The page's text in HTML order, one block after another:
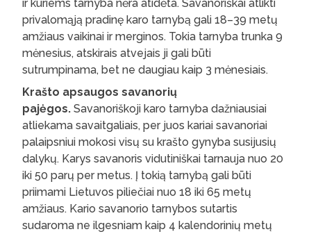
ir kuriems tarnyba nėra atidėta. Savanoriškai atlikti
privalomąją pradinę karo tarnybą gali 18–39 metų
amžiaus vaikinai ir merginos. Tokia tarnyba trunka 9
mėnesius, atskirais atvejais ji gali būti
sutrumpinama, bet ne daugiau kaip 3 mėnesiais.
Krašto apsaugos savanorių
pajėgos. Savanoriškoji karo tarnyba dažniausiai
atliekama savaitgaliais, per juos kariai savanoriai
palaipsniui mokosi visų su krašto gynyba susijusių
dalykų. Karys savanoris vidutiniškai tarnauja nuo 20
iki 50 parų per metus. Į tokią tarnybą gali būti
priimami Lietuvos piliečiai nuo 18 iki 65 metų
amžiaus. Kario savanorio tarnybos sutartis
sudaroma ne ilgesniam kaip 4 kalendorinių metų